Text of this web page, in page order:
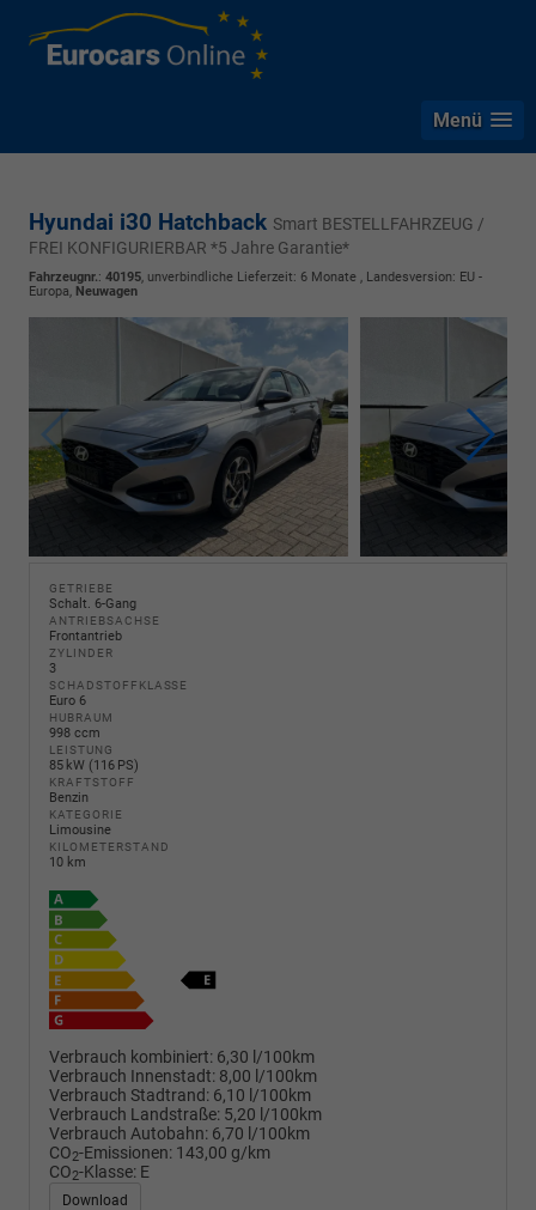
Menü
Hyundai i30 Hatchback Smart BESTELLFAHRZEUG /
FREI KONFIGURIERBAR *5 Jahre Garantie*
Fahrzeugnr.: 40195, unverbindliche Lieferzeit: 6 Monate , Landesversion: EU -
Europa, Neuwagen
GETRIEBE
Schalt. 6-Gang
ANTRIEBSACHSE
Frontantrieb
ZYLINDER
3
SCHADSTOFFKLASSE
Euro 6
HUBRAUM
998 ccm
LEISTUNG
85 kW (116 PS)
KRAFTSTOFF
Benzin
KATEGORIE
Limousine
KILOMETERSTAND
10 km
Verbrauch kombiniert: 6,30 l/100km
Verbrauch Innenstadt: 8,00 l/100km
Verbrauch Stadtrand: 6,10 l/100km
Verbrauch Landstraße: 5,20 l/100km
Verbrauch Autobahn: 6,70 l/100km
CO2-Emissionen: 143,00 g/km
CO2-Klasse: E
Download